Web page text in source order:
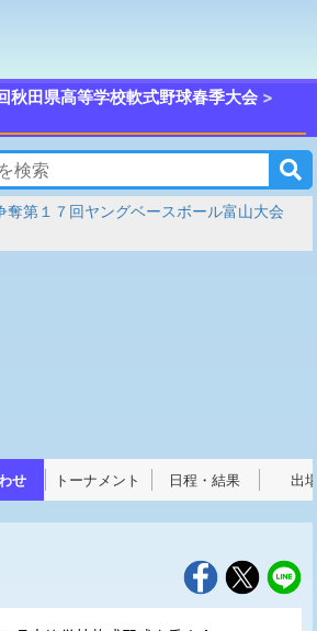
秋田県高等学校軟式野球春季大会
奪第１７回ヤングベースボール富山大会
せ トーナメント 日程・結果 出